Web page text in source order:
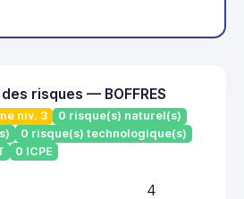
risques — BOFFRES
niv. 3
0 risque(s) naturel(s)
0 risque(s) technologique(s)
0 ICPE
4